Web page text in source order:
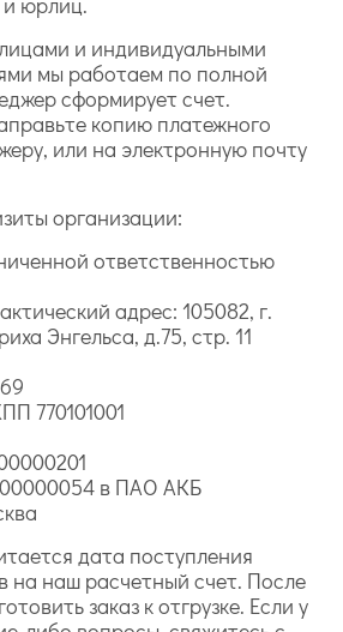
и индивидуальными
мы работаем по полной
сформирует счет.
копию платежного
или на электронную почту
организации:
ответственностью
адрес: 105082, г.
Энгельса, д.75, стр. 11
770101001
в ПАО АКБ
дата поступления
на наш расчетный счет. После
заказ к отгрузке. Если у